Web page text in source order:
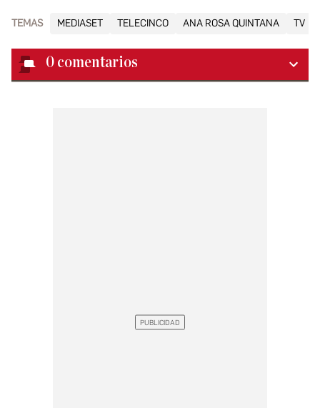
TEMAS MEDIASET TELECINCO ANA ROSA QUINTANA TV
0 comentarios